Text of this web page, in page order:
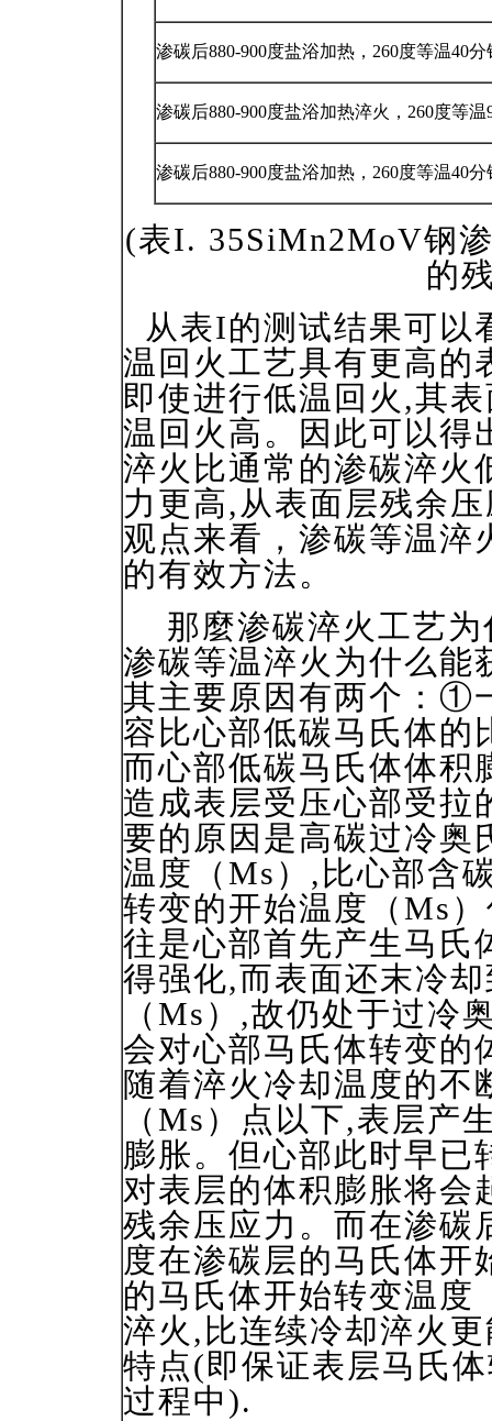
渗碳后880-900度盐浴加热，260度等温40分
渗碳后880-900度盐浴加热淬火，260度等温
渗碳后880-900度盐浴加热，260度等温40
(表I. 35SiMn2MoV钢
的
从表I的测试结果可以
温回火工艺具有更高的
即使进行低温回火,其
温回火高。因此可以得
淬火比通常的渗碳淬火
力更高,从表面层残余
观点来看，渗碳等温淬
的有效方法。
那麼渗碳淬火工艺为
渗碳等温淬火为什么能
其主要原因有两个：①
容比心部低碳马氏体的
而心部低碳马氏体体积
造成表层受压心部受
要的原因是高碳过冷奥
温度（Ms）,比心部含
转变的开始温度（Ms
往是心部首先产生马氏
得强化,而表面还末冷
（Ms）,故仍处于过冷
会对心部马氏体转变的
随着淬火冷却温度的不
（Ms）点以下,表层产
膨胀。但心部此时早已
对表层的体积膨胀将会
残余压应力。而在渗碳
度在渗碳层的马氏体
的马氏体开始转变温度
淬火,比连续冷却淬火
特点(即保证表层马氏
过程中).